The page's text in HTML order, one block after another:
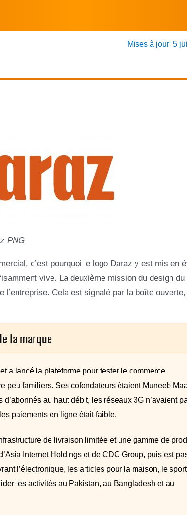
Mises à jour: 5
PNG
c’est pourquoi le logo Daraz y est mis en
vive. La deuxième mission du design du
Cela est signalé par la boîte ouverte,
la marque
a lancé la plateforme pour tester le commerce
peu familiers. Ses cofondateurs étaient Muneeb
au haut débit, les réseaux 3G n’avaient
paiements en ligne était faible.
de livraison limitée et une gamme de
Internet Holdings et de CDC Group, puis est
l’électronique, les articles pour la maison, le
les activités au Pakistan, au Bangladesh et au